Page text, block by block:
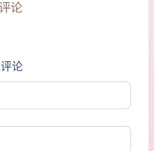
论
论